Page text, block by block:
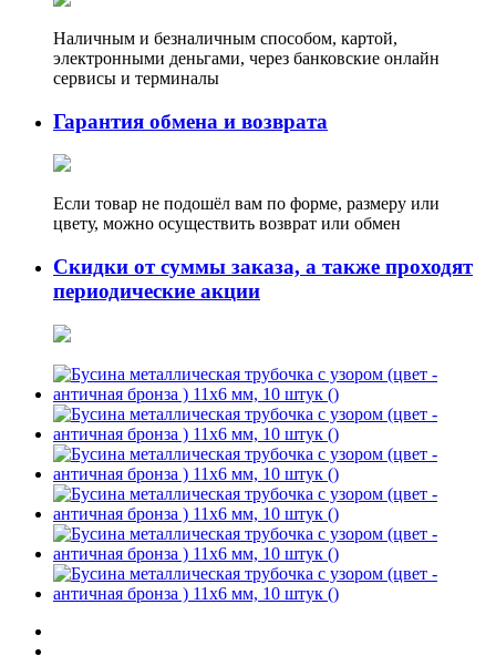
Наличным и безналичным способом, картой,
электронными деньгами, через банковские онлайн
сервисы и терминалы
Гарантия обмена и возврата
Если товар не подошёл вам по форме, размеру или
цвету, можно осуществить возврат или обмен
Скидки от суммы заказа, а также проходят
периодические акции